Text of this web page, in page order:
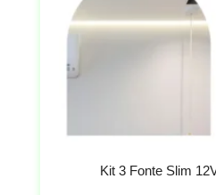
Kit 3 Fonte Slim